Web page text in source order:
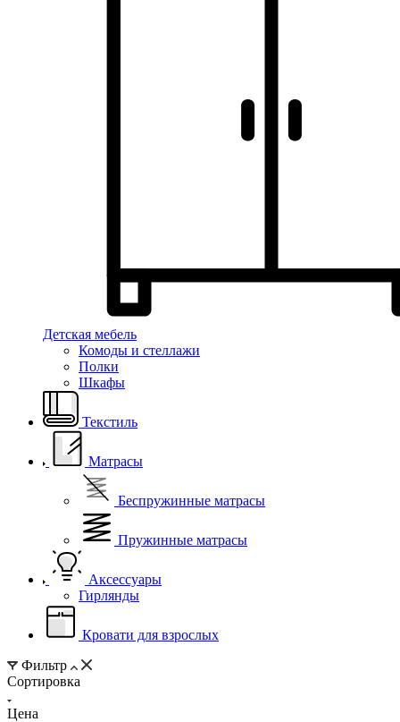
Детская мебель
Комоды и стеллажи
Полки
Шкафы
Текстиль
Матрасы
Беспружинные матрасы
Пружинные матрасы
Аксессуары
Гирлянды
Кровати для взрослых
Фильтр
Сортировка
Цена